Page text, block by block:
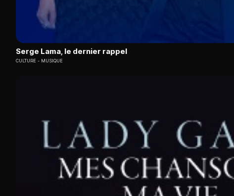
Serge Lama, le dernier rappel
CULTURE MUSIQUE